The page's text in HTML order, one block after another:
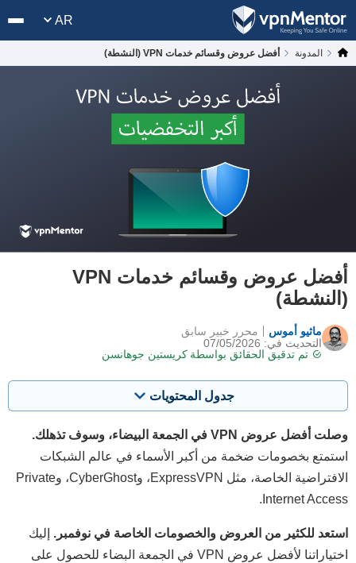
AR
المدونة أفضل عروض وقسائم خدمات VPN (النشطة)
أفضل عروض وقسائم خدمات VPN
(النشطة)
ماثيو أموس
التحديث في: 07/05/2026
تم تدقيق الحقائق بواسطة كريستين جوهانسن
محرر خبير سابق
جدول المحتويات
وصلت أفضل عروض VPN في الجمعة البيضاء، وسوف تذهلك.
استمتع بخصومات ضخمة من أكبر الأسماء في عالم الشبكات
الافتراضية الخاصة، مثل ExpressVPN، وCyberGhost، وPrivate
Internet Access.
استعد للكثير من العروض والخصومات الخاصة في نوفمبر. إليك
اختياراتنا لأفضل عروض VPN في الجمعة البضاء للحصول على